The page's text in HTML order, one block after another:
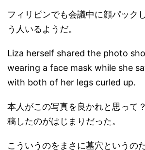
フィリピンでも会議中に顔パック
う人いるようだ。
Liza herself shared the photo
wearing a face mask while she
with both of her legs curled up.
本人がこの写真を良かれと思って
稿したのがはじまりだった。
こういうのをまさに墓穴というの